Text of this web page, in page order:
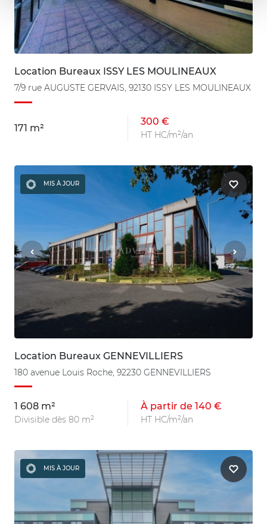
Location Bureaux ISSY LES MOULINEAUX
7/9 rue AUGUSTE GERVAIS, 92130 ISSY LES MOULINEAUX
171 m²
300 €
HT HC/m²/an
MIS À JOUR
Location Bureaux GENNEVILLIERS
180 avenue Louis Roche, 92230 GENNEVILLIERS
1 608 m²
Divisible dès 80 m²
À partir de 140 €
HT HC/m²/an
MIS À JOUR